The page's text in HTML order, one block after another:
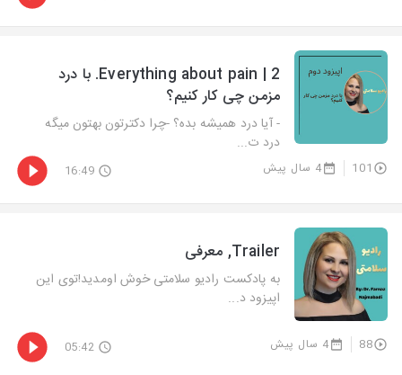
2 | Everything about pain. با درد
مزمن چی کار کنیم؟
- آیا درد همیشه بده؟ -چرا دکترتون بهتون میگه
درد ت...
101 4 سال پیش 16:49
Trailer, معرفی
به پادکست رادیو سلامتی خوش اومدید!توی این
اپیزود د...
88 4 سال پیش 05:42